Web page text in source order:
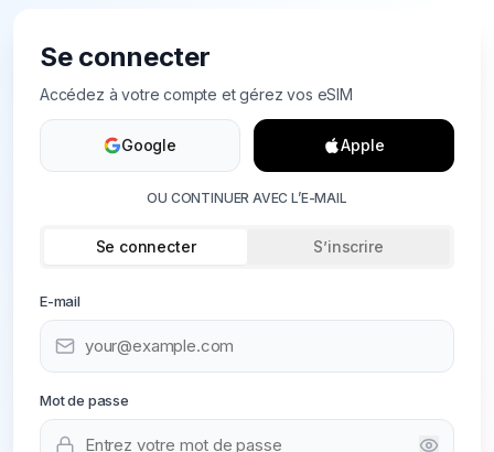
Se connecter
Accédez à votre compte et gérez vos eSIM
Google Apple
OU CONTINUER AVEC L’E-MAIL
Se connecter S’inscrire
E-mail
Mot de passe